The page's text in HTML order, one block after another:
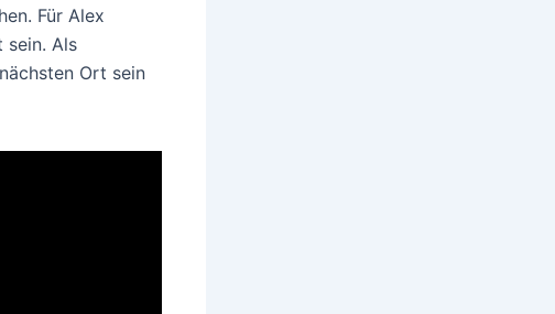
Für Alex
sein. Als
Ort sein